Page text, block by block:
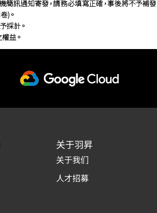
关于羽昇
关于我们
人才招募